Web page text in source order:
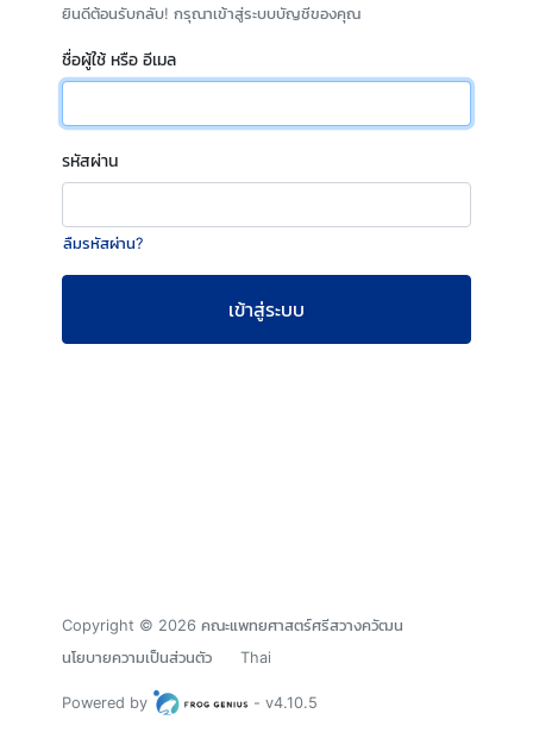
ศรีสวางค
วัฒน
ยินดีต้อนรับกลับ! กรุณาเข้าสู่ระบบบัญชีของคุณ
ชื่อผู้ใช้ หรือ อีเมล
รหัสผ่าน
ลืมรหัสผ่าน?
เข้าสู่ระบบ
Copyright © 2026 คณะแพทยศาสตร์ศรีสวางควัฒน
นโยบายความเป็นส่วนตัว
Thai
Powered by - v4.10.5
Loading...